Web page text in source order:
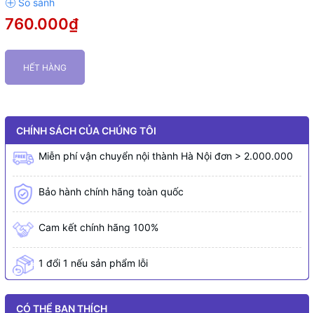
760.000₫
HẾT HÀNG
CHÍNH SÁCH CỦA CHÚNG TÔI
Miễn phí vận chuyển nội thành Hà Nội đơn > 2.000.000
Bảo hành chính hãng toàn quốc
Cam kết chính hãng 100%
1 đổi 1 nếu sản phẩm lỗi
CÓ THỂ BẠN THÍCH